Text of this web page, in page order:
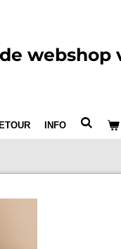
webshop
INFO